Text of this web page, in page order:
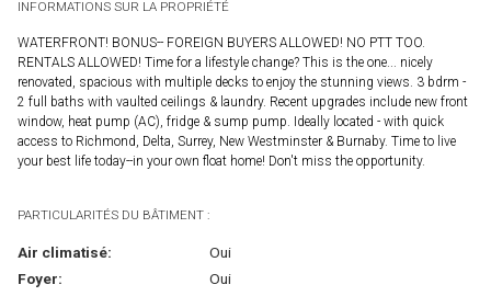
INFORMATIONS SUR LA PROPRIÉTÉ
WATERFRONT! BONUS-- FOREIGN BUYERS ALLOWED! NO PTT TOO.
RENTALS ALLOWED! Time for a lifestyle change? This is the one... nicely
renovated, spacious with multiple decks to enjoy the stunning views. 3 bdrm -
2 full baths with vaulted ceilings & laundry. Recent upgrades include new front
window, heat pump (AC), fridge & sump pump. Ideally located - with quick
access to Richmond, Delta, Surrey, New Westminster & Burnaby. Time to live
your best life today--in your own float home! Don't miss the opportunity.
PARTICULARITÉS DU BÂTIMENT :
Air climatisé:
Oui
Foyer:
Oui